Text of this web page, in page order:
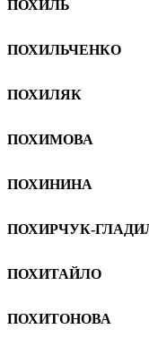
ПОХИЛЬ
ПОХИЛЬЧЕНКО
ПОХИЛЯК
ПОХИМОВА
ПОХИНИНА
ПОХИРЧУК-
ПОХИТАЙЛО
ПОХИТОНОВА